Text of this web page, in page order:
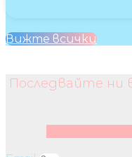
Вижте всички
Последвайте